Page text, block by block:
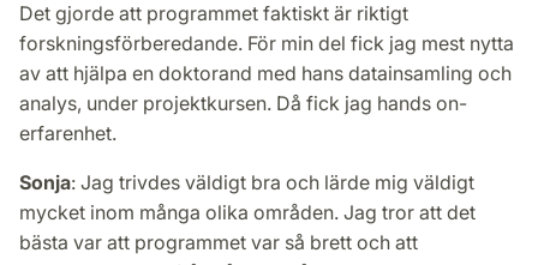
Det gjorde att programmet faktiskt är riktigt
forskningsförberedande. För min del fick jag mest nytta
av att hjälpa en doktorand med hans datainsamling och
analys, under projektkursen. Då fick jag hands on-
erfarenhet.
Sonja: Jag trivdes väldigt bra och lärde mig väldigt
mycket inom många olika områden. Jag tror att det
bästa var att programmet var så brett och att